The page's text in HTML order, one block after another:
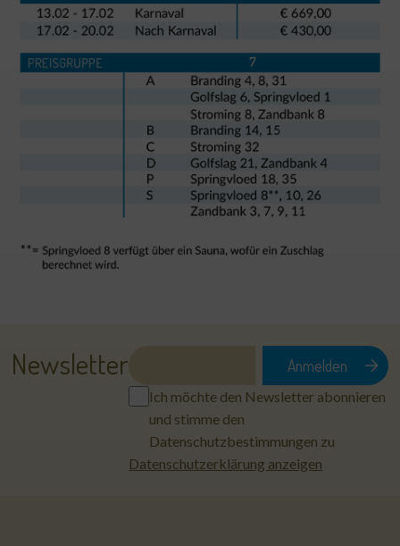
Newsletter
Ich möchte den Newsletter abonnieren
und stimme den
Datenschutzbestimmungen zu
Datenschutzerklärung anzeigen